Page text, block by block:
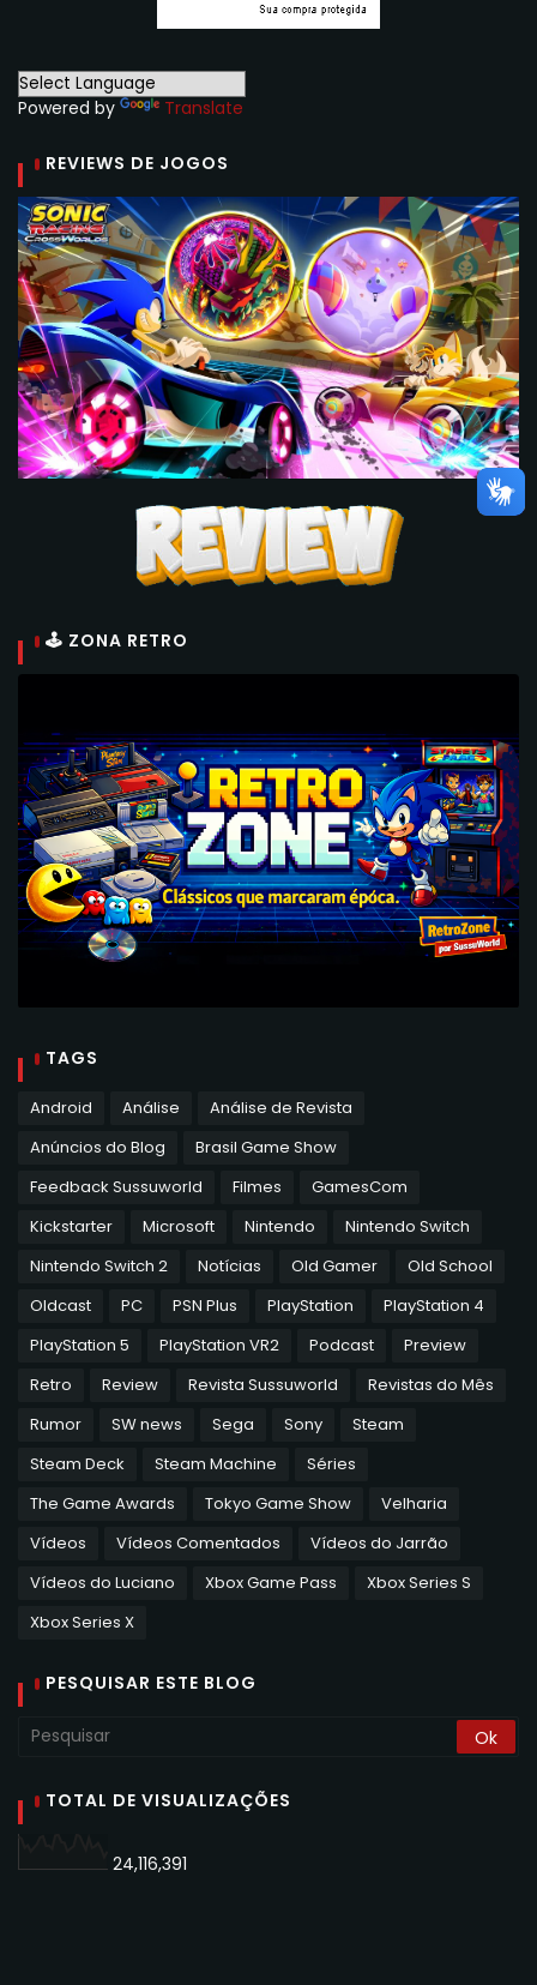
Powered by Translate
REVIEWS DE JOGOS
🕹 ZONA RETRO
TAGS
Android Análise
Análise de Revista
Anúncios do Blog
Brasil Game Show
Feedback Sussuworld
Filmes
GamesCom
Kickstarter
Microsoft Nintendo
Nintendo Switch
Nintendo Switch 2
Notícias Old Gamer
Old School
Oldcast
PC PSN Plus PlayStation
PlayStation 4
PlayStation 5
PlayStation VR2 Podcast
Preview
Retro
Review Revista Sussuworld
Revistas do Mês
Rumor
SW news Sega Sony
Steam
Steam Deck
Steam Machine
Séries
The Game Awards
Tokyo Game Show
Velharia
Vídeos
Vídeos Comentados
Vídeos do Jarrão
Vídeos do Luciano
Xbox Game Pass
Xbox Series S
Xbox Series X
PESQUISAR ESTE BLOG
TOTAL DE VISUALIZAÇÕES
24,116,391